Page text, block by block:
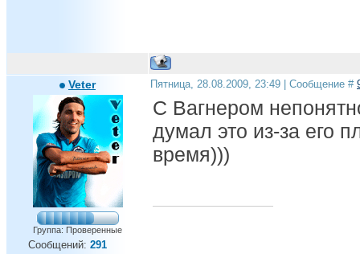
Veter
Группа: Проверенные
Сообщений: 291
Пятница, 28.08.2009, 23:49 | Сообщение #
С Вагнером
думал это из-за его
время)))